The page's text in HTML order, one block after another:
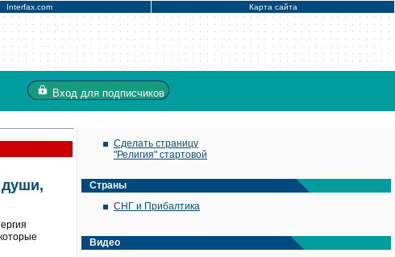
Interfax.com Карта сайта
Вход для подписчиков
Сделать страницу
"Религия" стартовой
Страны
СНГ и Прибалтика
Видео